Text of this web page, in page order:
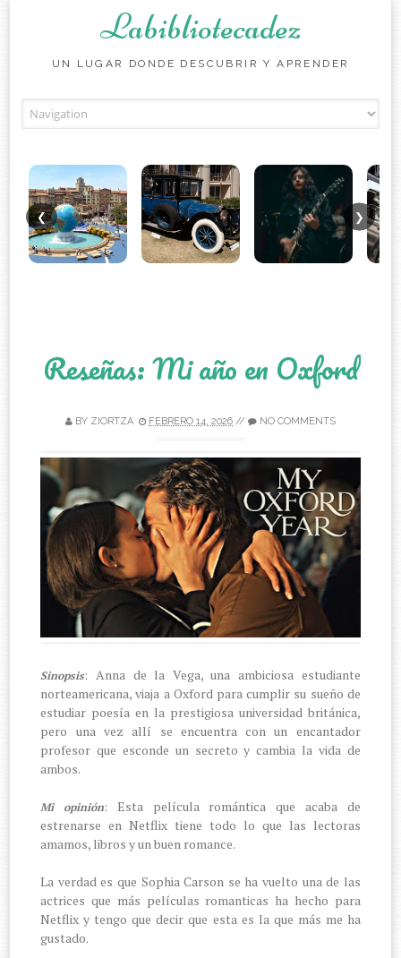
Labibliotecadez
UN LUGAR DONDE DESCUBRIR Y APRENDER
❮ ❯
Reseñas: Mi año en Oxford
BY ZIORTZA FEBRERO 14, 2026 // NO COMMENTS
Sinopsis: Anna de la Vega, una ambiciosa estudiante
norteamericana, viaja a Oxford para cumplir su sueño de
estudiar poesía en la prestigiosa universidad británica,
pero una vez allí se encuentra con un encantador
profesor que esconde un secreto y cambia la vida de
ambos.
Mi opinión: Esta película romántica que acaba de
estrenarse en Netflix tiene todo lo que las lectoras
amamos, libros y un buen romance.
La verdad es que Sophia Carson se ha vuelto una de las
actrices que más películas romanticas ha hecho para
Netflix y tengo que decir que esta es la que más me ha
gustado.